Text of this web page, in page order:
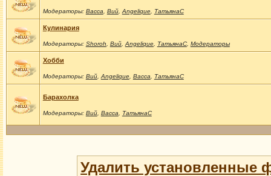
Модераторы: Васса Вий, Angelique, ТатьянаС
Кулинария
Модераторы: Shoroh Вий, Angelique, ТатьянаС, Модераторы
Хобби
Модераторы: Вий, Angelique, Васса ТатьянаС
Барахолка
Модераторы: Вий, Васса ТатьянаС
Удалить установленные